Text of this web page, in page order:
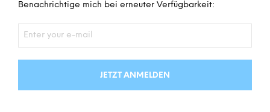
Benachrichtige mich bei erneuter Verfügbarkeit:
JETZT ANMELDEN